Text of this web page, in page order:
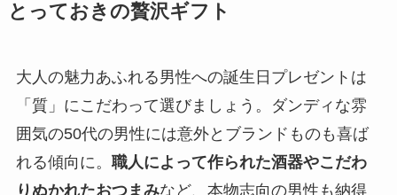
とっておきの贅沢ギフト
大人の魅力あふれる男性への誕生日プレゼントは
「質」にこだわって選びましょう。ダンディな雰
囲気の50代の男性には意外とブランドものも喜ば
れる傾向に。 職人によって作られた酒器やこだわ
りぬかれたおつまみなど、本物志向の男性も納得